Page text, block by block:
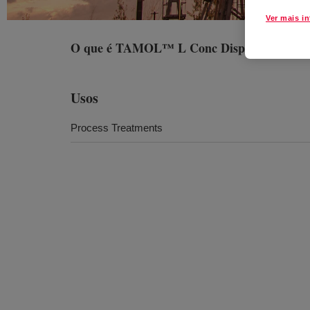
O que éTAMOL™ L Conc Dispersing Agent
Usos
Process Treatments
Ver mais